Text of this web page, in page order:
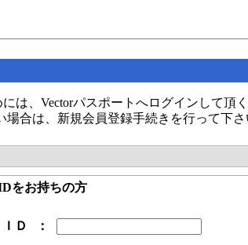
は、Vectorパスポートへログインして頂
場合は、新規会員登録手続きを行って下
をお持ちの方
Ｄ
：